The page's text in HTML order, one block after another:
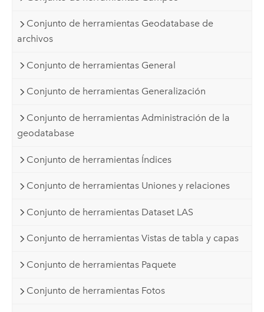
Conjunto de herramientas Geodatabase de
archivos
Conjunto de herramientas General
Conjunto de herramientas Generalización
Conjunto de herramientas Administración de la
geodatabase
Conjunto de herramientas Índices
Conjunto de herramientas Uniones y relaciones
Conjunto de herramientas Dataset LAS
Conjunto de herramientas Vistas de tabla y capas
Conjunto de herramientas Paquete
Conjunto de herramientas Fotos